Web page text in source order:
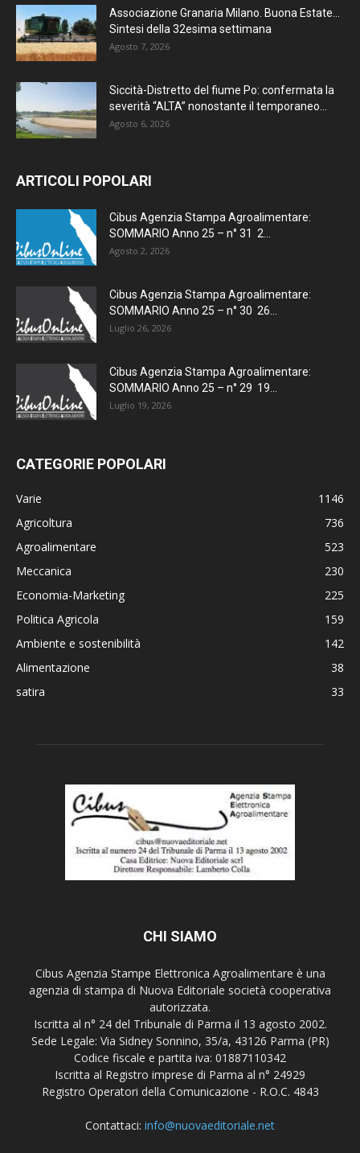
Associazione Granaria Milano. Buona Estate…
Sintesi della 32esima settimana
Agosto 7, 2026
Siccità-Distretto del fiume Po: confermata la
severità “ALTA” nonostante il temporaneo...
Agosto 6, 2026
ARTICOLI POPOLARI
Cibus Agenzia Stampa Agroalimentare:
SOMMARIO Anno 25 – n° 31 2...
Agosto 2, 2026
Cibus Agenzia Stampa Agroalimentare:
SOMMARIO Anno 25 – n° 30 26...
Luglio 26, 2026
Cibus Agenzia Stampa Agroalimentare:
SOMMARIO Anno 25 – n° 29 19...
Luglio 19, 2026
CATEGORIE POPOLARI
Varie
1146
Agricoltura
736
Agroalimentare
523
Meccanica
230
Economia-Marketing
225
Politica Agricola
159
Ambiente e sostenibilità
142
Alimentazione
38
satira
33
CHI SIAMO
Cibus Agenzia Stampe Elettronica Agroalimentare è una
agenzia di stampa di Nuova Editoriale società cooperativa
autorizzata.
Iscritta al n° 24 del Tribunale di Parma il 13 agosto 2002.
Sede Legale: Via Sidney Sonnino, 35/a, 43126 Parma (PR)
Codice fiscale e partita iva: 01887110342
Iscritta al Registro imprese di Parma al n° 24929
Registro Operatori della Comunicazione - R.O.C. 4843
Contattaci: info@nuovaeditoriale.net